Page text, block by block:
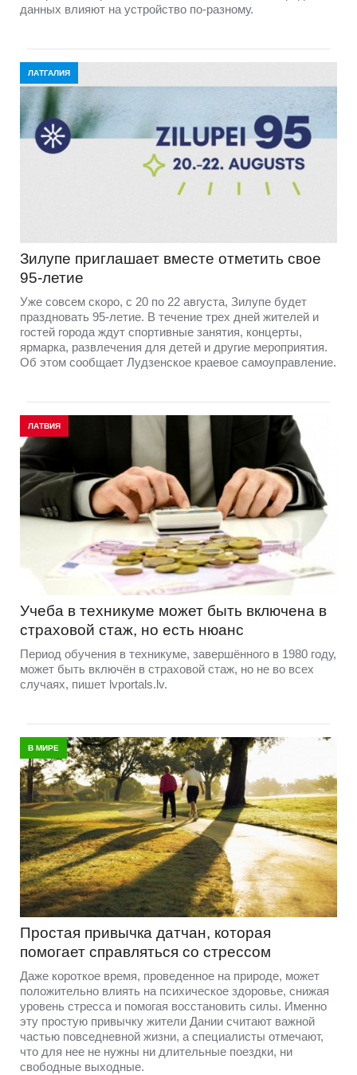
данных влияют на устройство по-разному.
ЛАТГАЛИЯ
Зилупе приглашает вместе отметить свое
95-летие
Уже совсем скоро, с 20 по 22 августа, Зилупе будет
праздновать 95-летие. В течение трех дней жителей и
гостей города ждут спортивные занятия, концерты,
ярмарка, развлечения для детей и другие мероприятия.
Об этом сообщает Лудзенское краевое самоуправление.
ЛАТВИЯ
Учеба в техникуме может быть включена в
страховой стаж, но есть нюанс
Период обучения в техникуме, завершённого в 1980 году,
может быть включён в страховой стаж, но не во всех
случаях, пишет lvportals.lv.
В МИРЕ
Простая привычка датчан, которая
помогает справляться со стрессом
Даже короткое время, проведенное на природе, может
положительно влиять на психическое здоровье, снижая
уровень стресса и помогая восстановить силы. Именно
эту простую привычку жители Дании считают важной
частью повседневной жизни, а специалисты отмечают,
что для нее не нужны ни длительные поездки, ни
свободные выходные.